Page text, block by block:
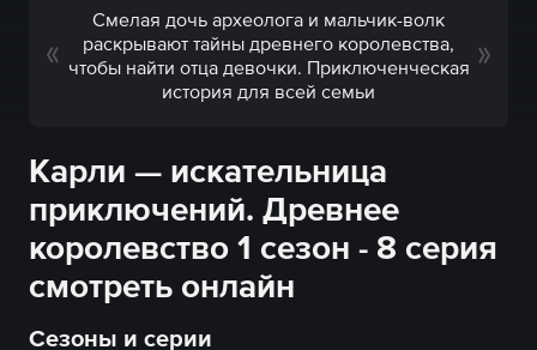
Смелая дочь археолога и мальчик-волк
раскрывают тайны древнего королевства,
чтобы найти отца девочки. Приключенческая
история для всей семьи
Карли — искательница
приключений. Древнее
королевство 1 сезон - 8 серия
смотреть онлайн
Сезоны и серии